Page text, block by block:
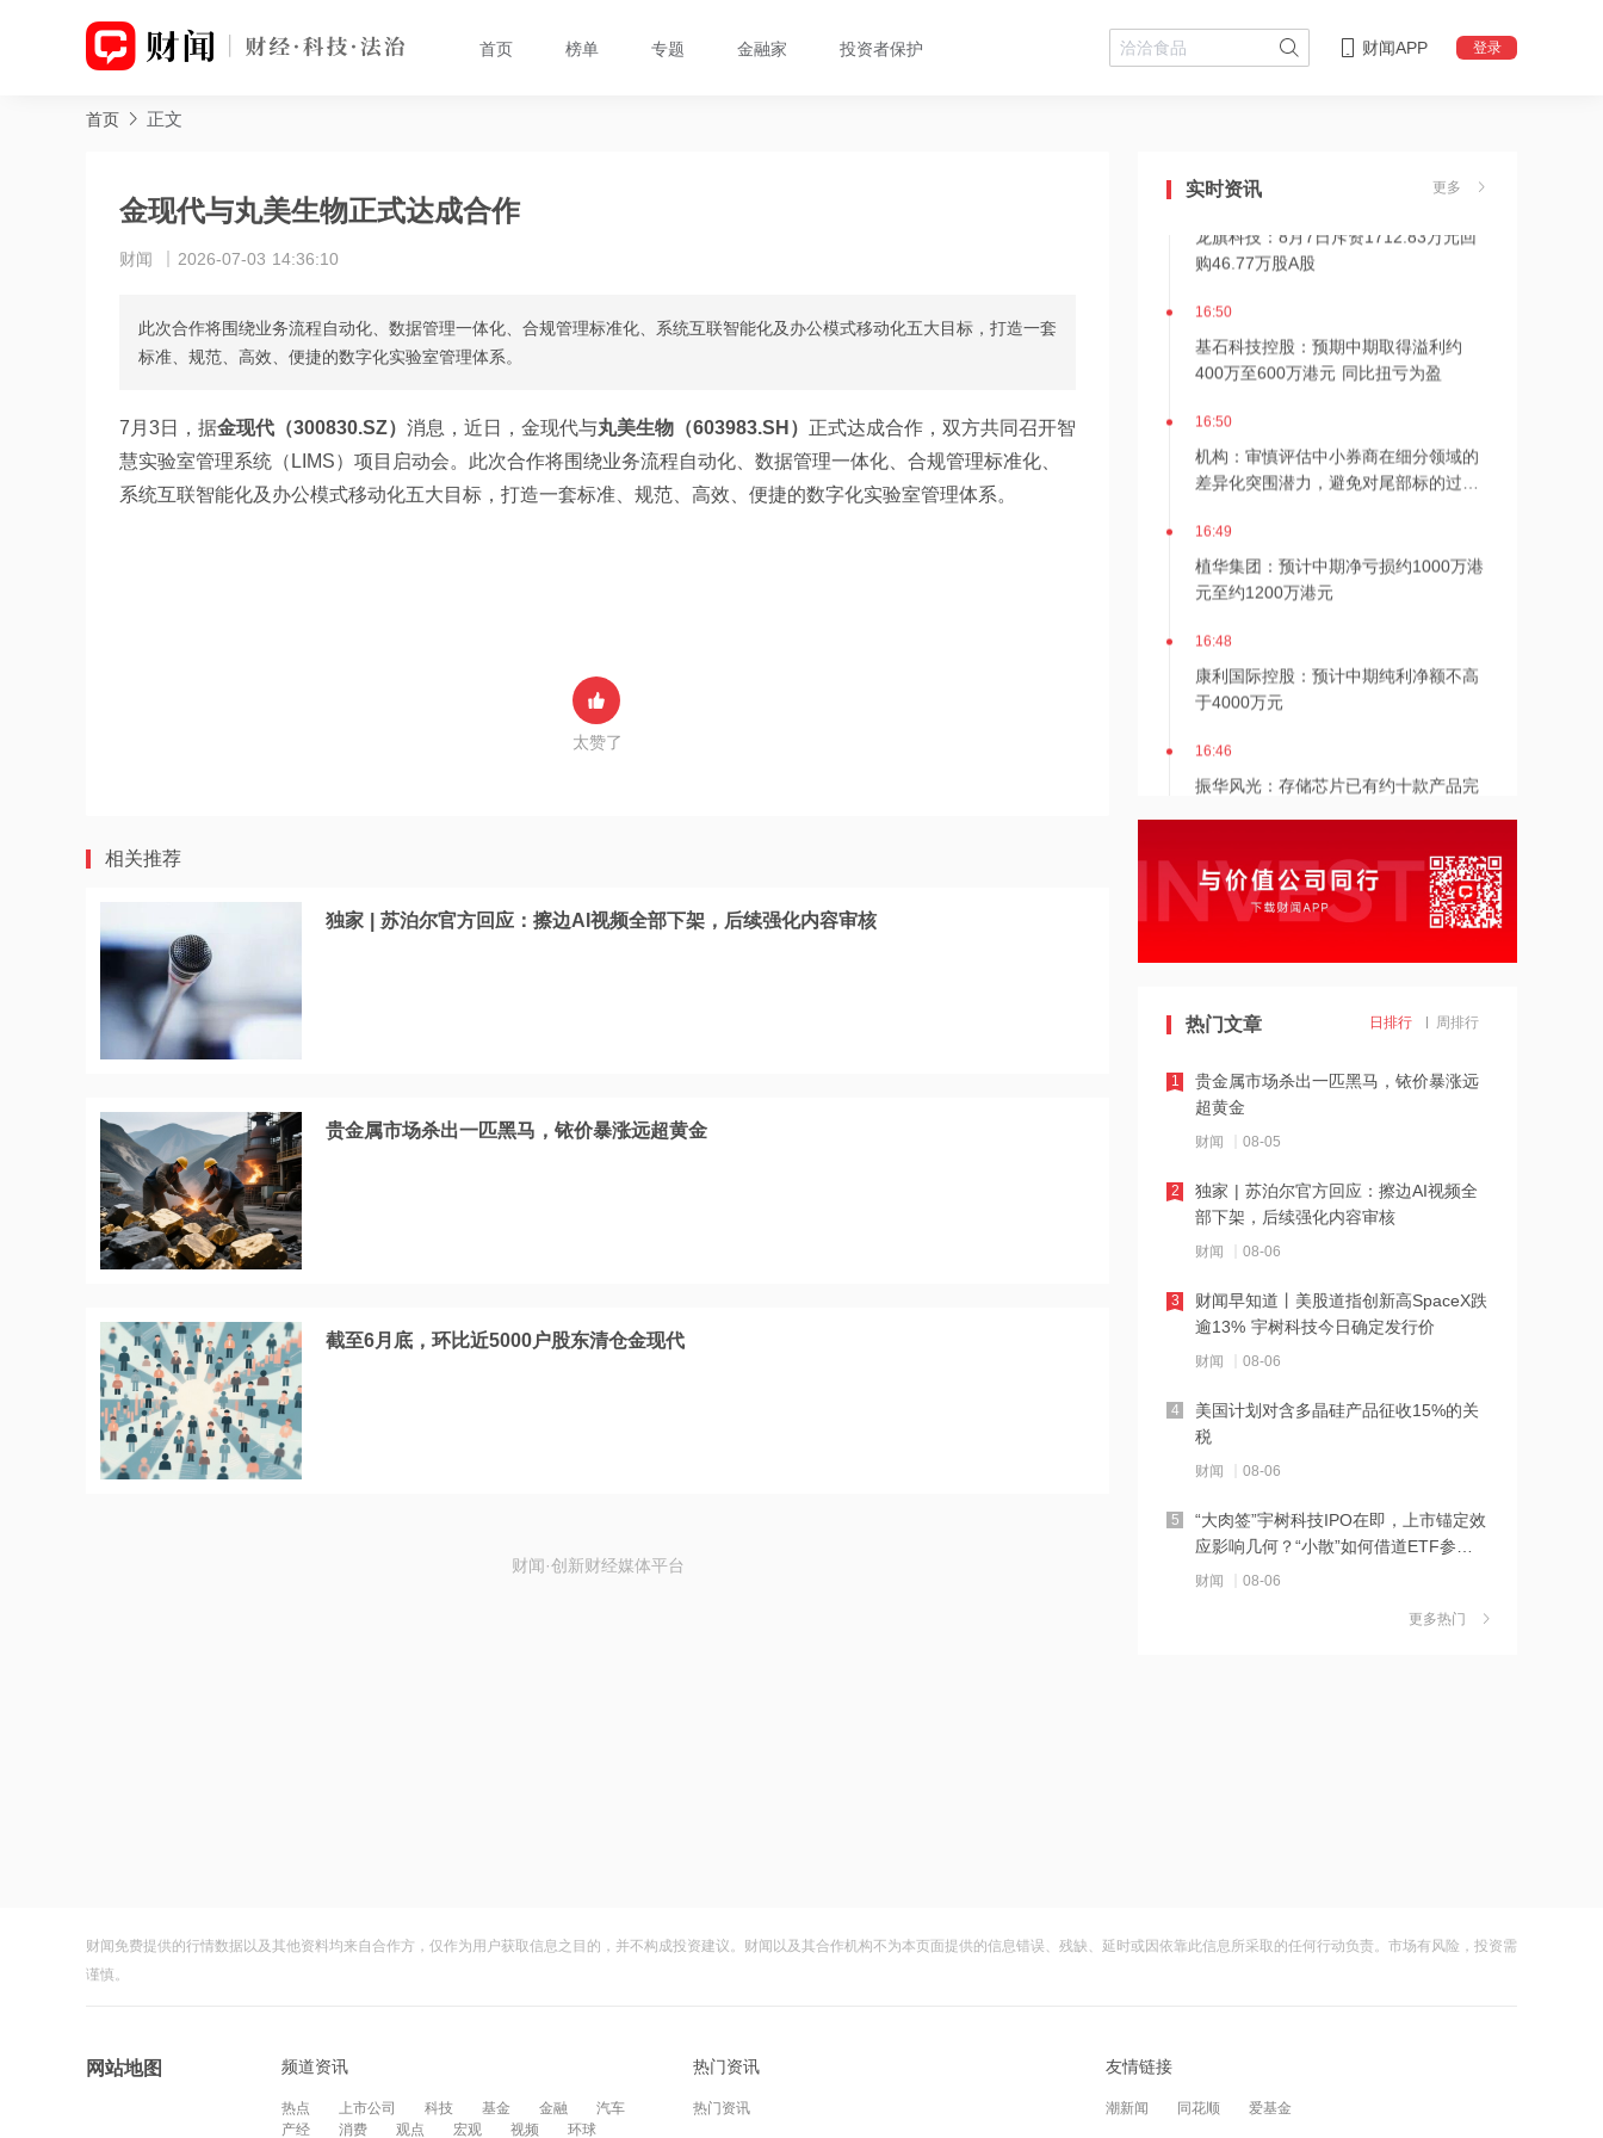
首页 榜单 专题 金融家 投资者保护 财闻APP 登录
首页 正文
金现代与丸美生物正式达成合作
财闻 2026-07-03 14:36:10
此次合作将围绕业务流程自动化、数据管理一体化、合规管理标准化、系统互联智能化及办公模式移动化五大目标，打造一套
标准、规范、高效、便捷的数字化实验室管理体系。
7月3日，据金现代（300830.SZ） 消息，近日，金现代与丸美生物（603983.SH） 正式达成合作，双方共同召开智
慧实验室管理系统（LIMS）项目启动会。此次合作将围绕业务流程自动化、数据管理一体化、合规管理标准化、
系统互联智能化及办公模式移动化五大目标，打造一套标准、规范、高效、便捷的数字化实验室管理体系。
太赞了
相关推荐
独家 | 苏泊尔官方回应：擦边AI视频全部下架，后续强化内容审核
贵金属市场杀出一匹黑马，铱价暴涨远超黄金
截至6月底，环比近5000户股东清仓金现代
财闻·创新财经媒体平台
实时资讯 更多
16:51
购46.77万股A股
16:50
基石科技控股：预期中期取得溢利约
400万至600万港元 同比扭亏为盈
16:50
机构：审慎评估中小券商在细分领域的
差异化突围潜力，避免对尾部标的过度
16:49
植华集团：预计中期净亏损约1000万港
元至约1200万港元
16:48
康利国际控股：预计中期纯利净额不高
于4000万元
16:46
振华风光：存储芯片已有约十款产品完
国家税务总局：对境外保险收益征税并
非新政策 无需过度解读
16:45
500万元至1500万元 同比盈转亏
16:45
莎普爱思：获得维生素B12滴眼液药品
注册证书
16:44
我国外汇储备规模34188亿美元 较6月
末上升25亿
16:44
浙江证监局对财通证券采取出具警示函
措施
16:43
北京汽车：奔驰租赁向公司退还人民币
14亿元
16:43
国家市场监督管理总局：上半年修改调
整政策措施6600余件
16:40
热门文章 日排行 周排行
贵金属市场杀出一匹黑马，铱价暴涨远
超黄金
财闻 08-05
1
独家 | 苏泊尔官方回应：擦边AI视频全
部下架，后续强化内容审核
财闻 08-06
2
财闻早知道丨美股道指创新高SpaceX跌
逾13% 宇树科技今日确定发行价
财闻 08-06
3
美国计划对含多晶硅产品征收15%的关
税
财闻 08-06
4
“大肉签”宇树科技IPO在即，上市锚定效
应影响几何？“小散”如何借道ETF参
与？
财闻 08-06
5
茉莉奶白陷降薪罗生门，当事人称：公
大涨152%！哈啰、美团单车“好伙伴”登
10
更多热门
财闻免费提供的行情数据以及其他资料均来自合作方，仅作为用户获取信息之目的，并不构成投资建议。财闻以及其合作机构不为本页面提供的信息错误、残缺、延时或因依靠此信息所采取的任何行动负责。市场有风险，投资需
谨慎。
网站地图 频道资讯
热点 上市公司 科技 基金 金融
汽车
产经
消费 观点 宏观 视频 环球
热门资讯
热门资讯
友情链接
潮新闻 同花顺 爱基金